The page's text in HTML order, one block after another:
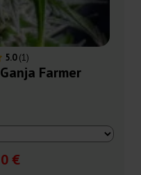
5.0(1)
Farmer
€